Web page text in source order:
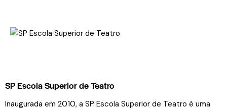
SP Escola Superior de Teatro
Inaugurada em 2010, a SP Escola Superior de Teatro é uma